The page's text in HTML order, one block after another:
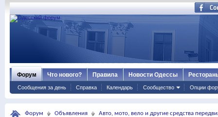
Форум
Сообщения за день Справка Календарь Сообщество Опции
Что нового? Правила Новости Одессы
Форум Объявления Авто, мото, вело и другие средства